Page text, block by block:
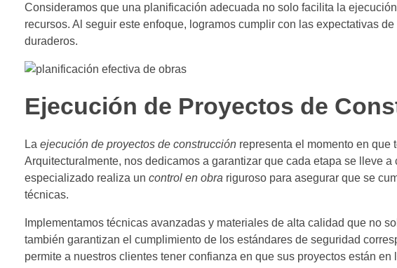
Consideramos que una planificación adecuada no solo facilita la
recursos. Al seguir este enfoque, logramos cumplir con las expectativas
duraderos.
Ejecución de Proyectos de
La ejecución de proyectos de construcción representa el momento en
Arquitecturalmente, nos dedicamos a garantizar que cada etapa se lleve
especializado realiza un control en obra riguroso para asegurar que se
técnicas.
Implementamos técnicas avanzadas y materiales de alta calidad que no
también garantizan el cumplimiento de los estándares de seguridad
permite a nuestros clientes tener confianza en que sus proyectos están en